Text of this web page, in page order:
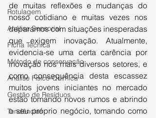
Rotulagem
Análise Sensorial
Ficha Técnica
Método de conservação
Análise Físico-Química
Gestão de Resíduos
Tendências
de muitas reflexões e mudanças do
nosso cotidiano e muitas vezes nos
deparamos com situações inesperadas
que exigem inovação. Atualmente,
evidencia-se uma certa carência por
inovação nos mais diversos setores, e
como consequência desta escassez
muitos jovens iniciantes no mercado
estão tomando novos rumos e abrindo
o seu próprio negócio, tomando como